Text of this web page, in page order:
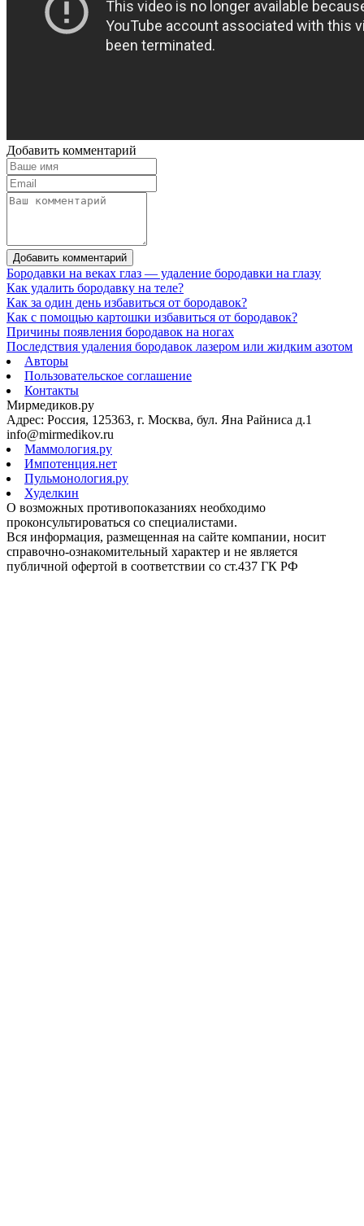
Добавить комментарий
Добавить комментарий
Бородавки на веках глаз — удаление бородавки на глазу
Как удалить бородавку на теле?
Как за один день избавиться от бородавок?
Как с помощью картошки избавиться от бородавок?
Причины появления бородавок на ногах
Последствия удаления бородавок лазером или жидким азотом
Авторы
Пользовательское соглашение
Контакты
Мирмедиков.ру
Адрес: Россия, 125363, г. Москва, бул. Яна Райниса д.1
info@mirmedikov.ru
Маммология.ру
Импотенция.нет
Пульмонология.ру
Худелкин
О возможных противопоказаниях необходимо
проконсультироваться со специалистами.
Вся информация, размещенная на сайте компании, носит
справочно-ознакомительный характер и не является
публичной офертой в соответствии со ст.437 ГК РФ